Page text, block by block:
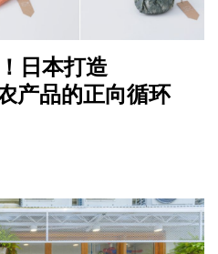
日本打造
产品的正向循环